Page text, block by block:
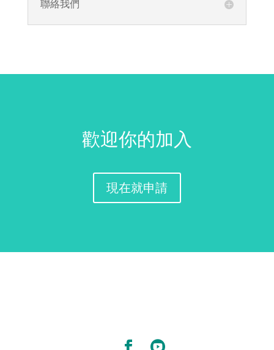
聯絡我們
歡迎你的加入
現在就申請